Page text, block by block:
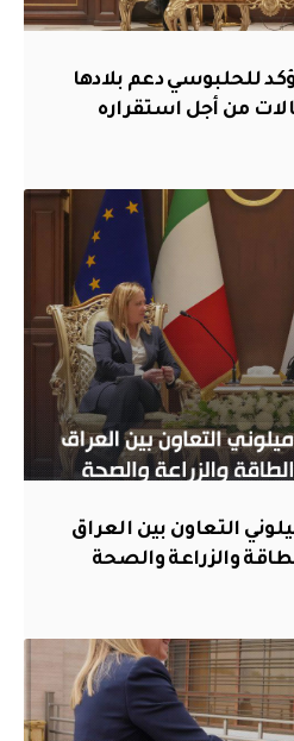
للحلبوسي دعم بلادها
من أجل استقراره
التعاون بين العراق
والزراعة والصحة